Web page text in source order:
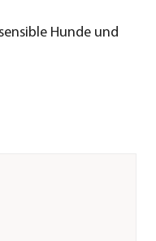
Hunde und